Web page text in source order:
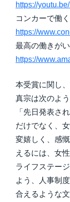
https://
コンカーで働
https://
最高の働きが
https://
本受賞に関し
真宗は次のよ
「先日発表さ
だけでなく、
変嬉しく、感
えるには、女
ライフステー
よう、人事制
合えるような